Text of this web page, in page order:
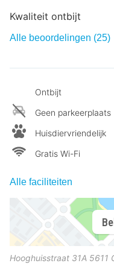
Kwaliteit ontbijt
Alle beoordelingen (25)
Ontbijt
Geen parkeerplaats
Huisdiervriendelijk
Gratis Wi-Fi
Alle faciliteiten
Hooghuisstraat 31A 5611